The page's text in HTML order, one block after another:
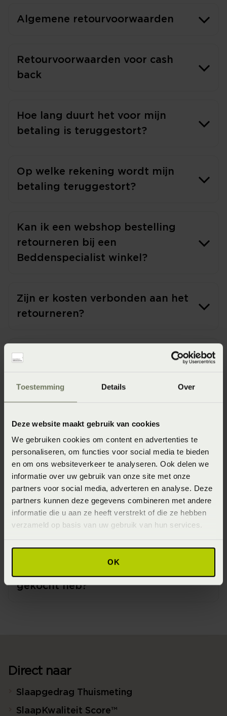
Toestemming Details Over
Deze website maakt gebruik van cookies
We gebruiken cookies om content en advertenties te
personaliseren, om functies voor social media te bieden
en om ons websiteverkeer te analyseren. Ook delen we
informatie over uw gebruik van onze site met onze
partners voor social media, adverteren en analyse. Deze
partners kunnen deze gegevens combineren met andere
informatie die u aan ze heeft verstrekt of die ze hebben
verzameld op basis van uw gebruik van hun services.
OK
Algemene retourvoorwaarden
Retourvoorwaarden voor cash
back
Hoe lang duurt het voor mijn
betaling is teruggestort?
Op welke rekening wordt mijn
betaling teruggestort?
Kan ik een webshop bestelling
retourneren bij een
Beddenspecialist winkel?
Zijn er kosten verbonden aan het
retourneren?
Retour nog niet terugbetaald?
Garanties
Hoe lang heb ik garantie?
gekocht heb?
Direct naar
Slaapgedrag Thuismeting
SlaapKwaliteit Score™